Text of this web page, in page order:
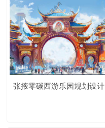
张掖零碳西游乐园规划设计